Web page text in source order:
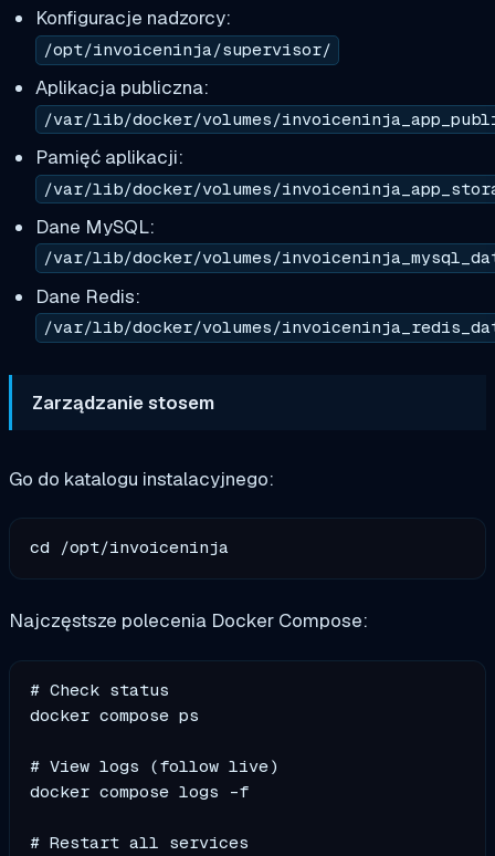
Konfiguracje nadzorcy:
/opt/invoiceninja/supervisor/
Aplikacja publiczna:
/var/lib/docker/volumes/
Pamięć aplikacji:
/var/lib/docker/volumes/
Dane MySQL:
/var/lib/docker/volumes/
Dane Redis:
/var/lib/docker/volumes/
Zarządzanie stosem
Go do katalogu instalacyjnego:
Najczęstsze polecenia Docker Compose:
# Check status
docker compose ps
# View logs (follow live)
docker compose logs -f
# Restart all services